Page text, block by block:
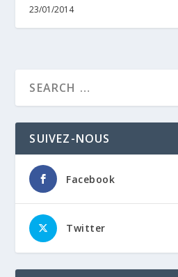
23/01/2014
SUIVEZ-NOUS
Facebook
Twitter